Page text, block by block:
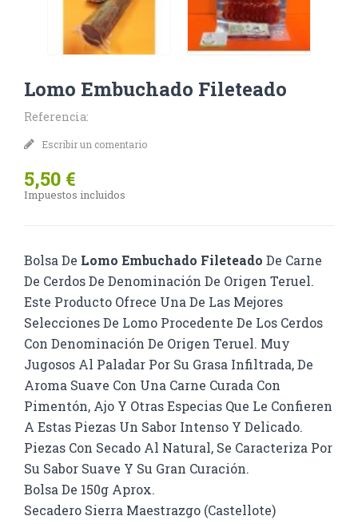
Lomo Embuchado Fileteado
Referencia:
Escribir un comentario
5,50 €
Impuestos incluidos
Bolsa De Lomo Embuchado Fileteado De Carne
De Cerdos De Denominación De Origen Teruel.
Este Producto Ofrece Una De Las Mejores
Selecciones De Lomo Procedente De Los Cerdos
Con Denominación De Origen Teruel. Muy
Jugosos Al Paladar Por Su Grasa Infiltrada, De
Aroma Suave Con Una Carne Curada Con
Pimentón, Ajo Y Otras Especias Que Le Confieren
A Estas Piezas Un Sabor Intenso Y Delicado.
Piezas Con Secado Al Natural, Se Caracteriza Por
Su Sabor Suave Y Su Gran Curación.
Bolsa De 150g Aprox.
Secadero Sierra Maestrazgo (Castellote)